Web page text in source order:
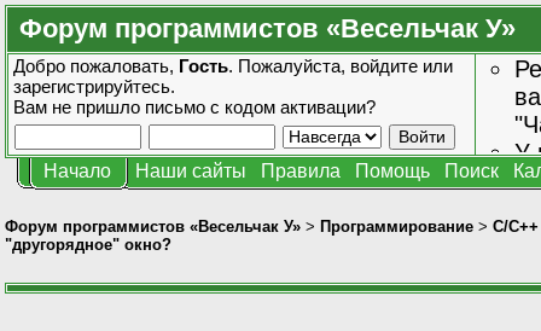
Форум программистов «Весельчак У»
Добро пожаловать, Гость. Пожалуйста, войдите или
зарегистрируйтесь.
Вам не пришло письмо с кодом активации?
У
Начало Наши сайты Правила Помощь Поиск
Форум программистов «Весельчак У» > Программирование > C/C++
"другорядное" окно?